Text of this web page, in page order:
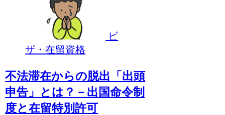
ビ
ザ・在留資格
不法滞在からの脱出「出頭
申告」とは？－出国命令制
度と在留特別許可